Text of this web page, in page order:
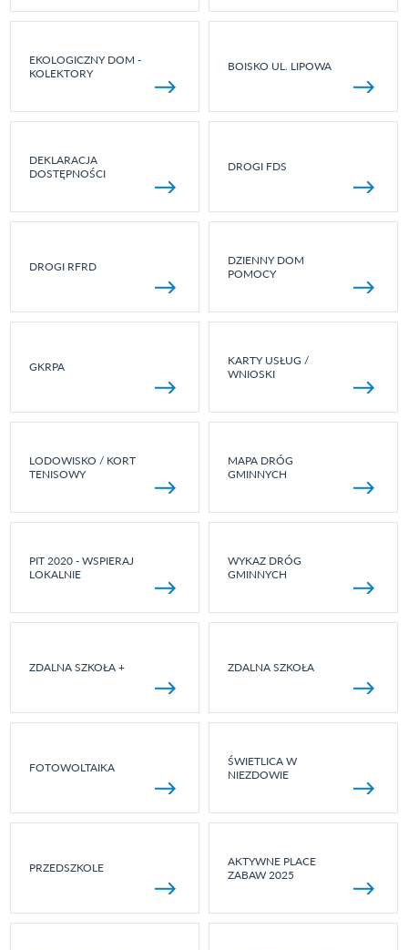
EKOLOGICZNY DOM -
KOLEKTORY
BOISKO UL. LIPOWA
DEKLARACJA
DOSTĘPNOŚCI
DROGI FDS
DROGI RFRD
DZIENNY DOM
POMOCY
GKRPA
KARTY USŁUG /
WNIOSKI
LODOWISKO / KORT
TENISOWY
MAPA DRÓG
GMINNYCH
PIT 2020 - WSPIERAJ
LOKALNIE
WYKAZ DRÓG
GMINNYCH
ZDALNA SZKOŁA + ZDALNA SZKOŁA
FOTOWOLTAIKA
ŚWIETLICA W
NIEZDOWIE
PRZEDSZKOLE
AKTYWNE PLACE
ZABAW 2025